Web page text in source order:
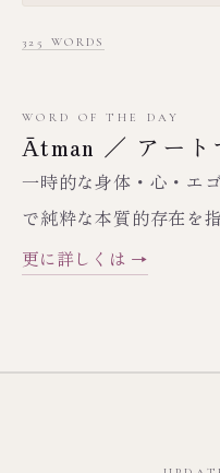
325 WORDS
WORD OF THE DAY
Ātman ／ アート
一時的な身体・心・エ
で純粋な本質的存在を指
更に詳しくは →